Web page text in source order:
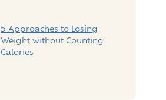
5 Approaches to Losing
Weight without Counting
Calories